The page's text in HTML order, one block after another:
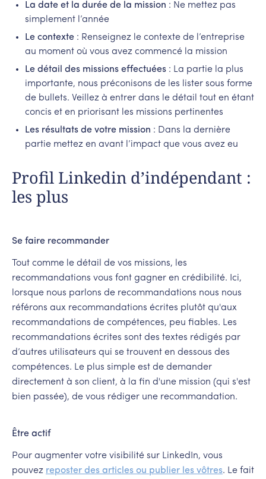
La date et la durée de la mission : Ne mettez pas
simplement l’année
Le contexte : Renseignez le contexte de l’entreprise
au moment où vous avez commencé la mission
Le détail des missions effectuées : La partie la plus
importante, nous préconisons de les lister sous forme
de bullets. Veillez à entrer dans le détail tout en étant
concis et en priorisant les missions pertinentes
Les résultats de votre mission : Dans la dernière
partie mettez en avant l’impact que vous avez eu
Profil Linkedin d’indépendant :
les plus
Se faire recommander
Tout comme le détail de vos missions, les
recommandations vous font gagner en crédibilité. Ici,
lorsque nous parlons de recommandations nous nous
référons aux recommandations écrites plutôt qu'aux
recommandations de compétences, peu fiables. Les
recommandations écrites sont des textes rédigés par
d’autres utilisateurs qui se trouvent en dessous des
compétences. Le plus simple est de demander
directement à son client, à la fin d'une mission (qui s'est
bien passée), de vous rédiger une recommandation.
Être actif
Pour augmenter votre visibilité sur LinkedIn, vous
pouvez reposter des articles ou publier les vôtres. Le fait